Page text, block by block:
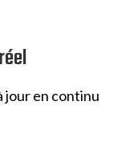
jour en continu